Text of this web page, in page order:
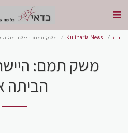
בית Kulinaria News משק תמם: היישר
משק תמם:
הביתה